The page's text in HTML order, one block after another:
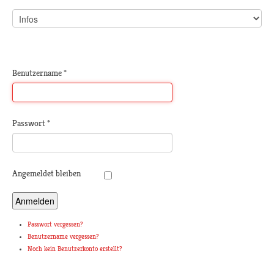
Benutzername*
Passwort*
Angemeldet bleiben
Anmelden
Passwort vergessen?
Benutzername vergessen?
Noch kein Benutzerkonto erstellt?